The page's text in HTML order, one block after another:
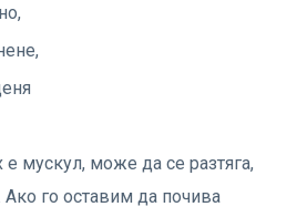
мускул, може да се разтяга,
го оставим да почива